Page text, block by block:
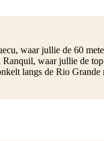
waar jullie de 60
waar jullie de
langs de Rio